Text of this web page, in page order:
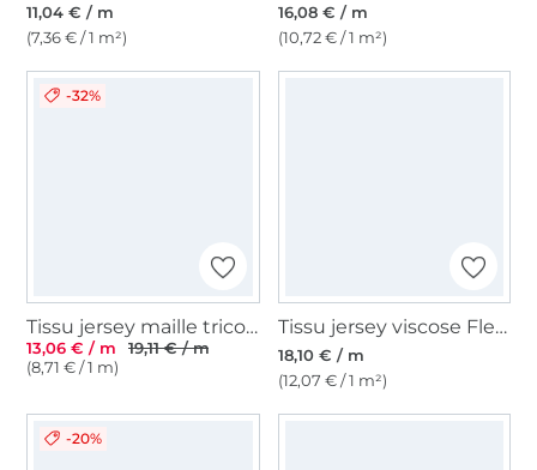
11,04 € / m
(7,36 € / 1 m²)
16,08 € / m
(10,72 € / 1 m²)
-32%
Tissu jersey maille tricot fin Abstract Art, gris
13,06 € / m
19,11 € / m
(8,71 € / 1 m)
Tissu jersey viscose Fleurs Pivoines, beige
18,10 € / m
(12,07 € / 1 m²)
-20%